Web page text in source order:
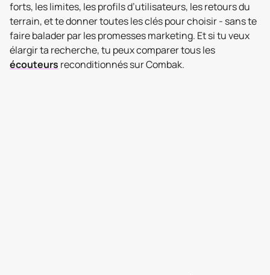
forts, les limites, les profils d’utilisateurs, les retours du
terrain, et te donner toutes les clés pour choisir - sans te
faire balader par les promesses marketing. Et si tu veux
élargir ta recherche, tu peux comparer tous les
écouteurs reconditionnés sur Combak.